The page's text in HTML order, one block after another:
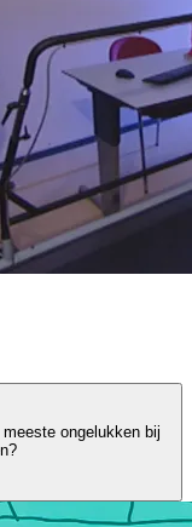
ongelukken bij